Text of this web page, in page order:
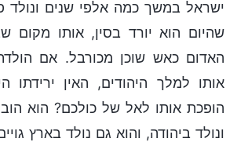
ישראל במשך כמה אלפי שנים ונולד
שהיום הוא יורד בסין, אותו מקום
האדום כאש שוכן מכורבל. אם
אותו למלך היהודים, האין ירידתו
הופכת אותו לאל של כולכם? הוא
ונולד ביהודה, והוא גם נולד בארץ